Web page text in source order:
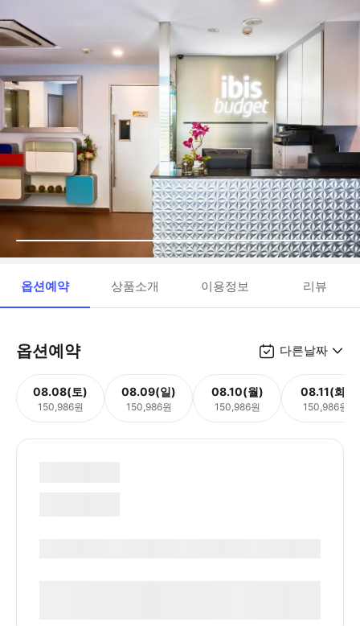
옵션예약 상품소개 이용정보 리뷰
옵션예약 다른날짜
08.08(토)
150,986원
08.09(일)
150,986원
08.10(월)
150,986원
08.11(화)
150,986원